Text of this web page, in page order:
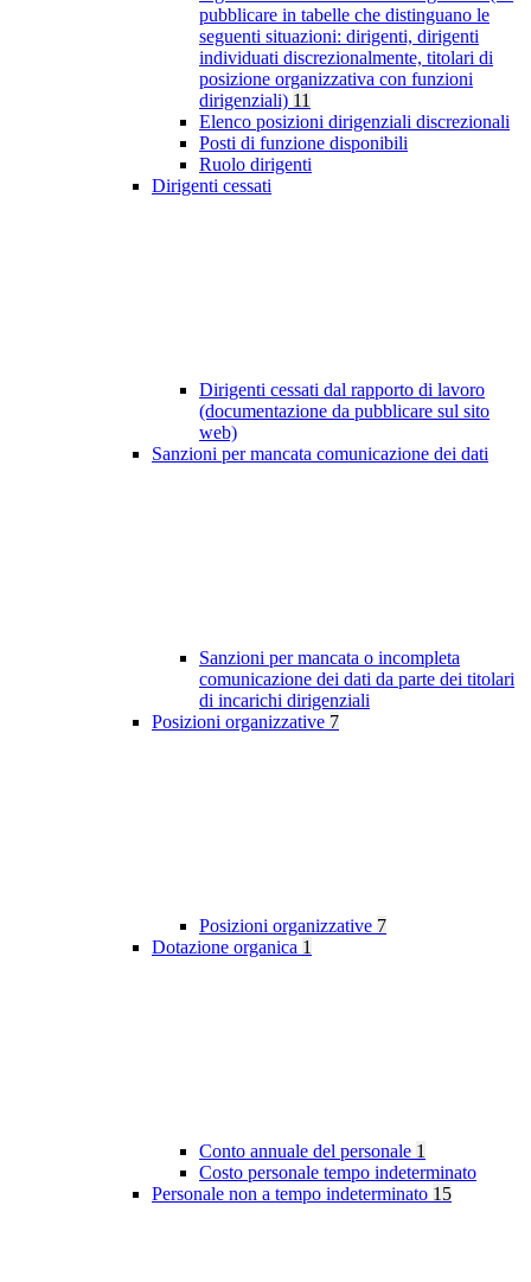
pubblicare in tabelle che distinguano le
seguenti situazioni: dirigenti, dirigenti
individuati discrezionalmente, titolari di
posizione organizzativa con funzioni
dirigenziali) 11
Elenco posizioni dirigenziali discrezionali
Posti di funzione disponibili
Ruolo dirigenti
Dirigenti cessati
Dirigenti cessati dal rapporto di lavoro
(documentazione da pubblicare sul sito
web)
Sanzioni per mancata comunicazione dei dati
Sanzioni per mancata o incompleta
comunicazione dei dati da parte dei titolari
di incarichi dirigenziali
Posizioni organizzative 7
Posizioni organizzative 7
Dotazione organica 1
Conto annuale del personale 1
Costo personale tempo indeterminato
Personale non a tempo indeterminato 15